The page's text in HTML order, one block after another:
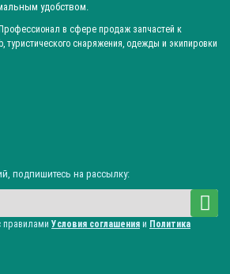
удобством.
в сфере продаж запчастей к
снаряжения, одежды и экипировки
подпишитесь на рассылку:
правилами Условия соглашения и Политика